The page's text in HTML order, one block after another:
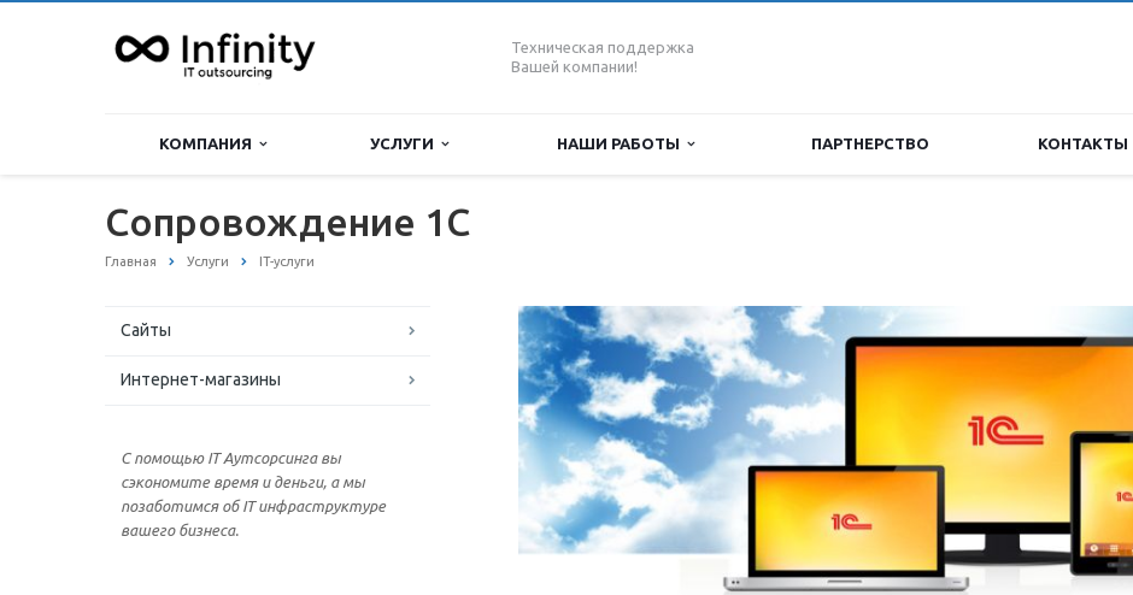
Техническая поддержка
Вашей компании!
КОМПАНИЯ УСЛУГИ НАШИ РАБОТЫ ПАРТНЕРСТВО КОНТАКТЫ
Сопровождение 1С
Главная Услуги IT-услуги
Сайты
Интернет-магазины
С помощью IT Аутсорсинга вы
сэкономите время и деньги, а мы
позаботимся об IT инфраструктуре
вашего бизнеса.